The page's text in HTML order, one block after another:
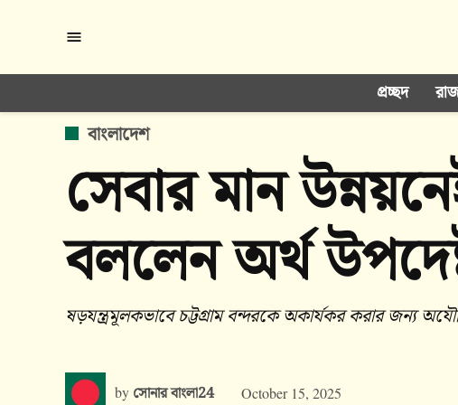
content
প্রচ্ছদ
POSTED
বাংলাদেশ
সেবার মান
বললেন অর্থ
ষড়যন্ত্রমূলকভাবে চট্টগ্রাম বন্দরকে অকার্যকর করার জন্য
by সোনার বাংলা24 October 15, 2025